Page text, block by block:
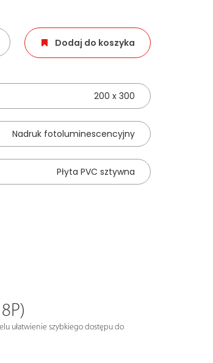
Dodaj do koszyka
200 x 300
Nadruk fotoluminescencyjny
Płyta PVC sztywna
ułatwienie szybkiego dostępu do